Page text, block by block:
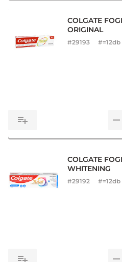
COLGATE
ORIGINAL
#29193 #=12db
COLGATE
WHITENING
#29192 #=12db